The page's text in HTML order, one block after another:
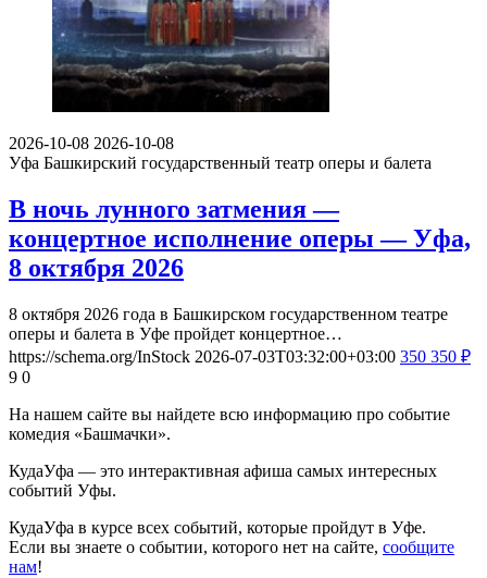
2026-10-08 2026-10-08
Уфа Башкирский государственный театр оперы и балета
В ночь лунного затмения —
концертное исполнение оперы — Уфа,
8 октября 2026
8 октября 2026 года в Башкирском государственном театре
оперы и балета в Уфе пройдет концертное…
https://schema.org/InStock 2026-07-03T03:32:00+03:00 350 350 ₽
9 0
На нашем сайте вы найдете всю информацию про событие
комедия «Башмачки».
КудаУфа — это интерактивная афиша самых интересных
событий Уфы.
КудаУфа в курсе всех событий, которые пройдут в Уфе.
Если вы знаете о событии, которого нет на сайте, сообщите
нам!